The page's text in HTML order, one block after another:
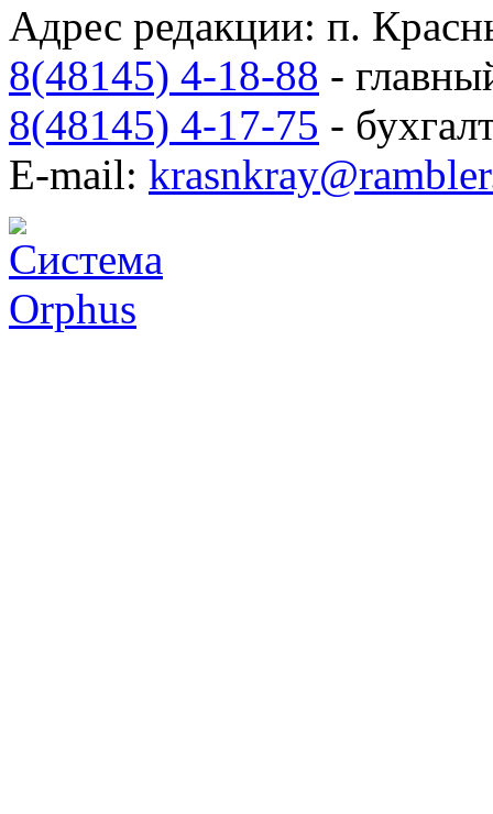
Адрес редакции: п.
8(48145) 4-18-88 -
8(48145) 4-17-75 -
E-mail: